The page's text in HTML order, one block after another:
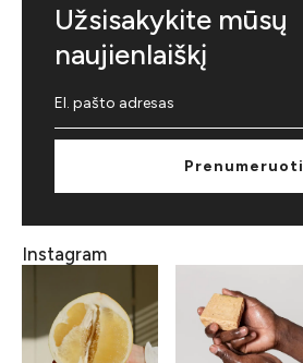
Užsisakykite mūsų
naujienlaiškį
Prenumeruoti
Instagram